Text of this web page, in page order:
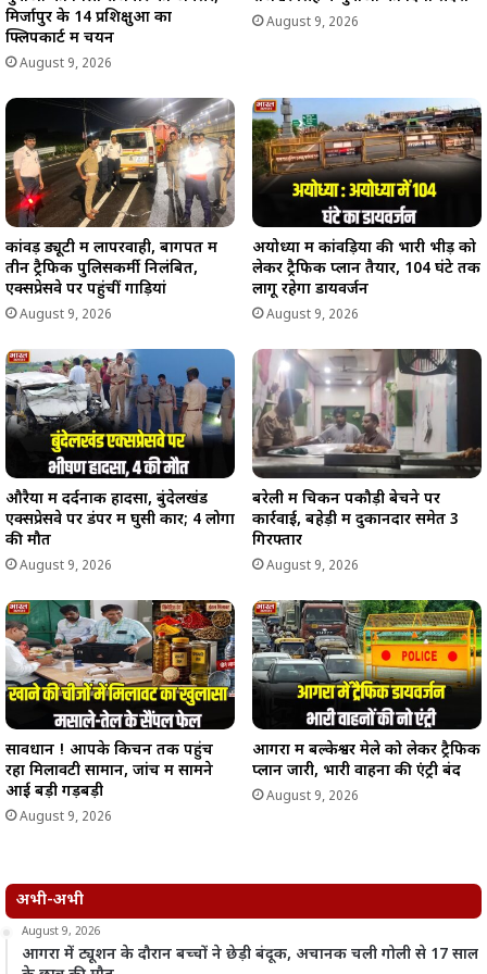
मिर्जापुर के 14 प्रशिक्षुओं का
फ्लिपकार्ट में चयन
August 9, 2026
August 9, 2026
कांवड़ ड्यूटी में लापरवाही, बागपत में
तीन ट्रैफिक पुलिसकर्मी निलंबित,
एक्सप्रेसवे पर पहुंचीं गाड़ियां
August 9, 2026
अयोध्या में कांवड़ियों की भारी भीड़ को
लेकर ट्रैफिक प्लान तैयार, 104 घंटे तक
लागू रहेगा डायवर्जन
August 9, 2026
औरैया में दर्दनाक हादसा, बुंदेलखंड
एक्सप्रेसवे पर डंपर में घुसी कार; 4 लोगों
की मौत
August 9, 2026
बरेली में चिकन पकौड़ी बेचने पर
कार्रवाई, बहेड़ी में दुकानदार समेत 3
गिरफ्तार
August 9, 2026
सावधान ! आपके किचन तक पहुंच
रहा मिलावटी सामान, जांच में सामने
आई बड़ी गड़बड़ी
August 9, 2026
आगरा में बल्केश्वर मेले को लेकर ट्रैफिक
प्लान जारी, भारी वाहनों की एंट्री बंद
August 9, 2026
अभी-अभी
August 9, 2026
आगरा में ट्यूशन के दौरान बच्चों ने छेड़ी बंदूक, अचानक चली गोली से 17 साल